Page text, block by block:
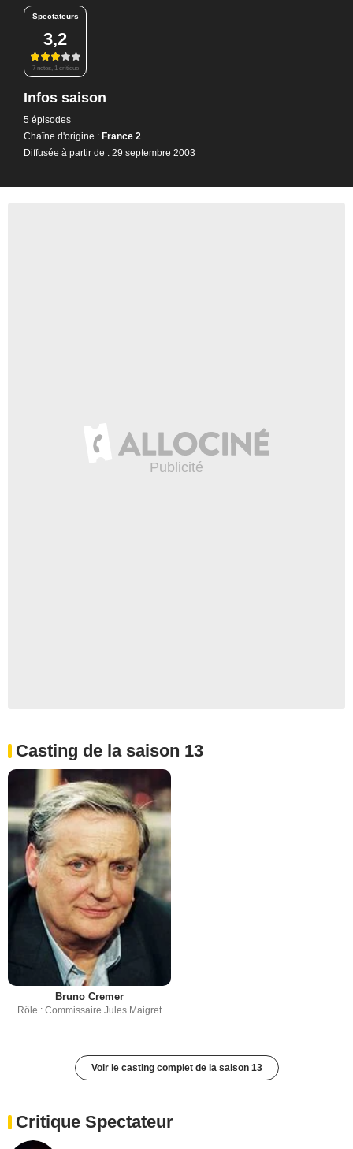
Spectateurs
3,2
7 notes, 1 critique
Infos saison
5 épisodes
Chaîne d'origine : France 2
Diffusée à partir de : 29 septembre 2003
Casting de la saison 13
Bruno Cremer
Rôle : Commissaire Jules Maigret
Voir le casting complet de la saison 13
Critique Spectateur